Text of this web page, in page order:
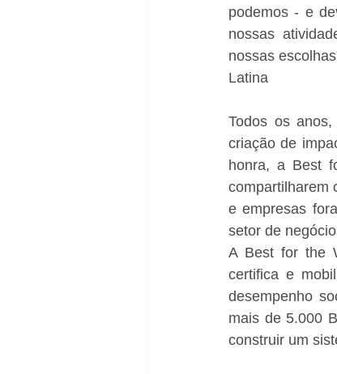
podemos - e
nossas
nossas
Latina
Todos os
criação de
honra, a Best
compartilharem
e empresas
setor de
A Best for the
certifica e
desempenho
mais de 5.000
construir um